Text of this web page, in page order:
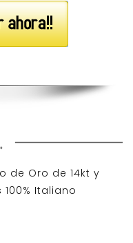
de Oro de 14kt y
100% Italiano